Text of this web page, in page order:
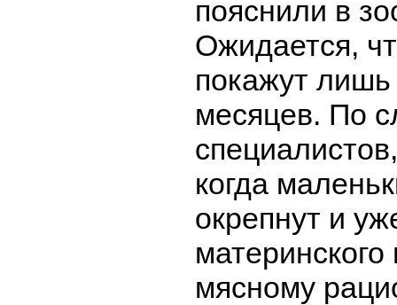
пояснили в
Ожидается,
покажут лишь
месяцев. По
когда
окрепнут и
мясному